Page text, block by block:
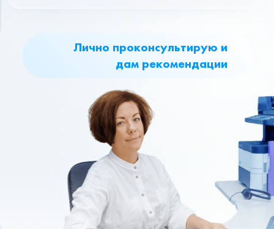
Лично проконсультирую и
дам рекомендации